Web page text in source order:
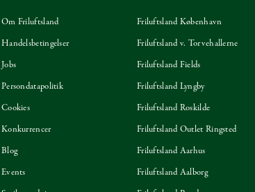
Om Friluftsland
Handelsbetingelser
Jobs
Persondatapolitik
Cookies
Konkurrencer
Blog
Events
Friluftsland København
Friluftsland v. Torvehallerne
Friluftsland Fields
Friluftsland Lyngby
Friluftsland Roskilde
Friluftsland Outlet Ringsted
Friluftsland Aarhus
Friluftsland Aalborg